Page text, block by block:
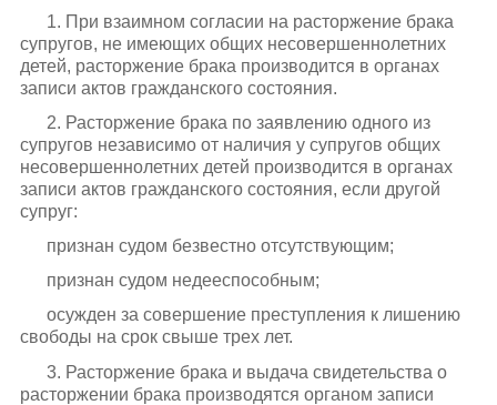
1. При взаимном согласии на расторжение брака
супругов, не имеющих общих несовершеннолетних
детей, расторжение брака производится в органах
записи актов гражданского состояния.
2. Расторжение брака по заявлению одного из
супругов независимо от наличия у супругов общих
несовершеннолетних детей производится в органах
записи актов гражданского состояния, если другой
супруг:
признан судом безвестно отсутствующим;
признан судом недееспособным;
осужден за совершение преступления к лишению
свободы на срок свыше трех лет.
3. Расторжение брака и выдача свидетельства о
расторжении брака производятся органом записи